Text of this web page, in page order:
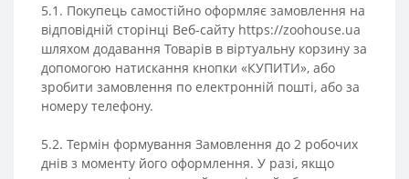
5.1. Покупець самостійно оформляє замовлення на
відповідній сторінці Веб-сайту https://zoohouse.ua
шляхом додавання Товарів в віртуальну корзину за
допомогою натискання кнопки «КУПИТИ», або
зробити замовлення по електронній пошті, або за
номеру телефону.
5.2. Термін формування Замовлення до 2 робочих
днів з моменту його оформлення. У разі, якщо